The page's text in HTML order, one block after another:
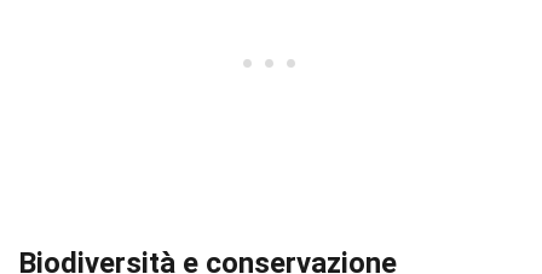
Biodiversità e conservazione